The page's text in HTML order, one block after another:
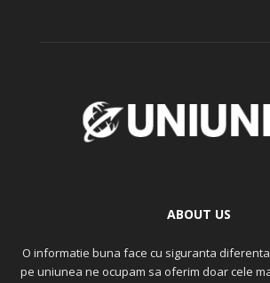
ABOUT US
O informatie buna face cu siguranta
pe uniunea ne ocupam sa oferim doar cele